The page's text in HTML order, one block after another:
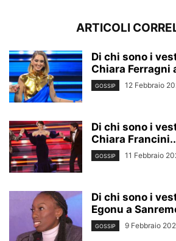
ARTICOLI
Di chi sono i
Chiara Ferragni
GOSSIP 12 Febbraio
Di chi sono i
Chiara
GOSSIP 11 Febbraio
Di chi sono i
Egonu a
GOSSIP 9 Febbraio